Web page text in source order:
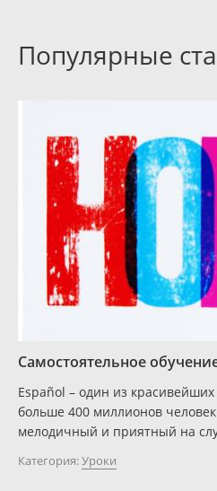
Популярные
Самостоятельное
Español – один из
больше 400 миллионов
мелодичный и приятный на
Категория:Уроки